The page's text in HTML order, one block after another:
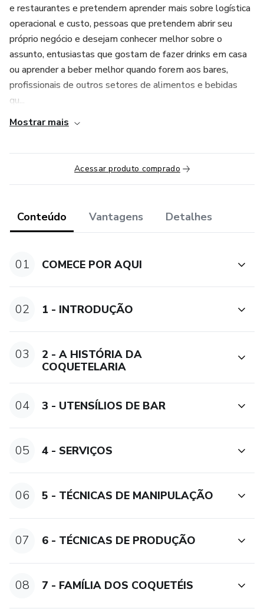
e restaurantes e pretendem aprender mais sobre logística
operacional e custo, pessoas que pretendem abrir seu
próprio negócio e desejam conhecer melhor sobre o
assunto, entusiastas que gostam de fazer drinks em casa
ou aprender a beber melhor quando forem aos bares,
profissionais de outros setores de alimentos e bebidas
qu...
Mostrar mais
Acessar produto comprado
Conteúdo Vantagens Detalhes
01 COMECE POR AQUI
02 1 - INTRODUÇÃO
03
2 - A HISTÓRIA DA
COQUETELARIA
04 3 - UTENSÍLIOS DE BAR
05 4 - SERVIÇOS
06 5 - TÉCNICAS DE MANIPULAÇÃO
07 6 - TÉCNICAS DE PRODUÇÃO
08 7 - FAMÍLIA DOS COQUETÉIS